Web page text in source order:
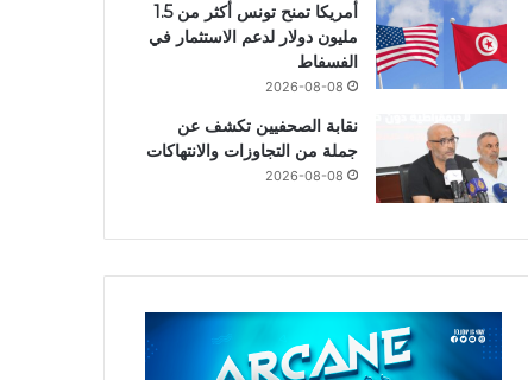
أمريكا تمنح تونس أكثر من 1.5
مليون دولار لدعم الاستثمار في
الفسفاط
2026-08-08
نقابة الصحفيين تكشف عن
جملة من التجاوزات والانتهاكات
2026-08-08